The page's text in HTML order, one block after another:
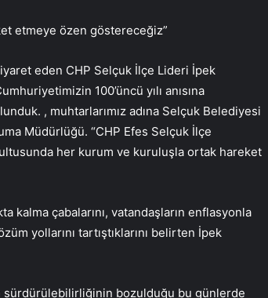
etmeye özen göstereceğiz”
eden CHP Selçuk İlçe Lideri İpek
100’üncü yılı anısına
, muhtarlarımız adına Selçuk Belediyesi
Müdürlüğü. “CHP Efes Selçuk İlçe
her kurum ve kuruluşla ortak hareket
kalma çabalarını, vatandaşların enflasyonla
yollarını tartıştıklarını belirten İpek
sürdürülebilirliğinin bozulduğu bu günlerde